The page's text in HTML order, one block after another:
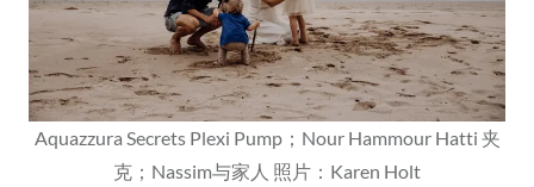
Aquazzura Secrets Plexi Pump；Nour Hammour Hatti 夹
克；Nassim与家人 照片：Karen Holt